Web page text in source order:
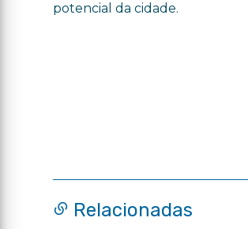
potencial da cidade.
Relacionadas